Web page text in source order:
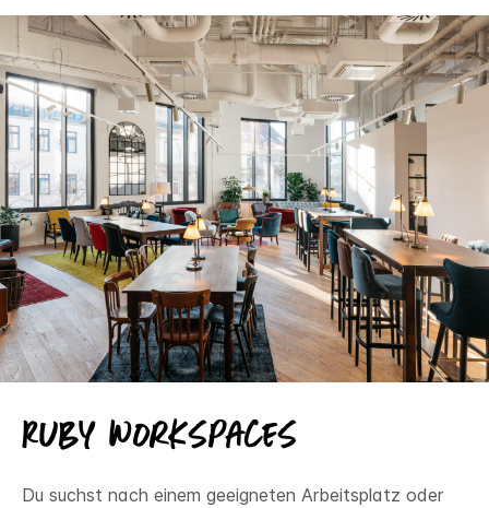
Ruby Workspaces
Du suchst nach einem geeigneten Arbeitsplatz oder